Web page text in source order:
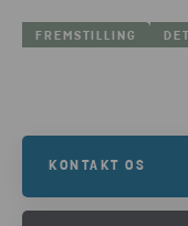
FREMSTILLING
KONTAKT OS